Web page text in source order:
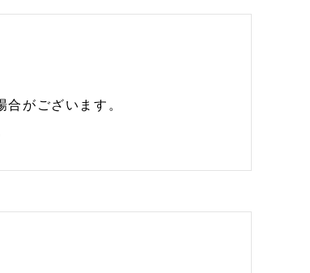
がございます。